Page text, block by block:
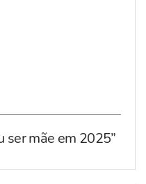
ser mãe em 2025”